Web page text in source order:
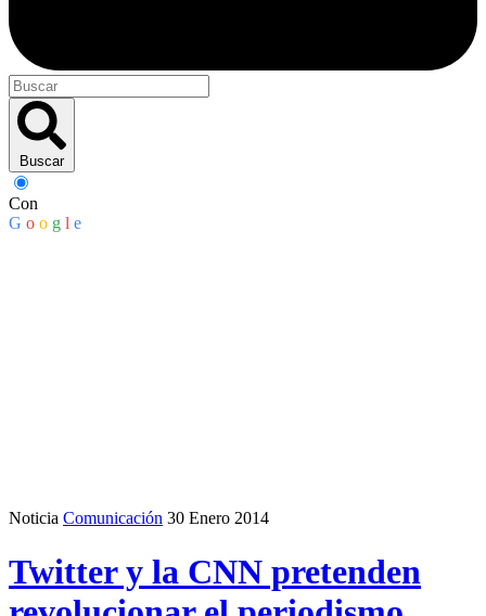
Buscar
Con
G o o g l e
Noticia Comunicación 30 Enero 2014
Twitter y la CNN pretenden